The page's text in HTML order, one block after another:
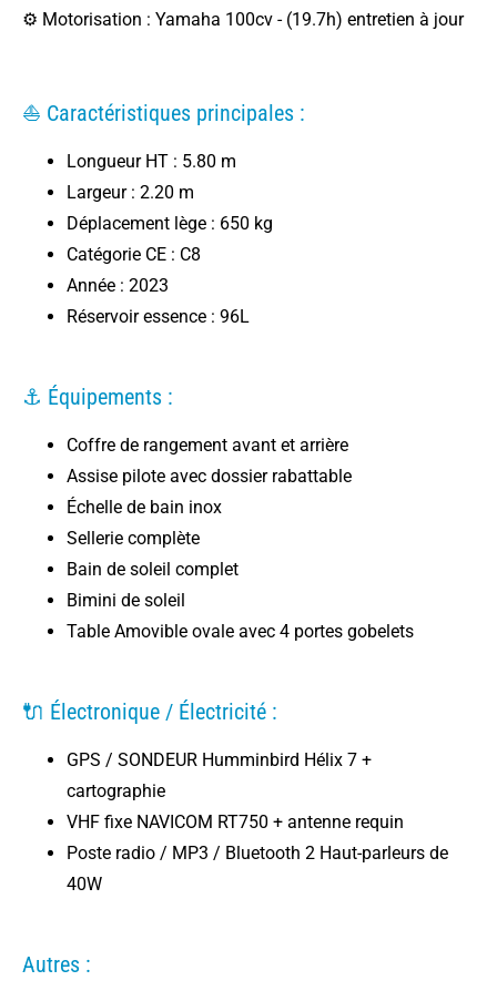
⚙️ Motorisation : Yamaha 100cv - (19.7h) entretien à jour
⛵ Caractéristiques principales :
Longueur HT : 5.80 m
Largeur : 2.20 m
Déplacement lège : 650 kg
Catégorie CE : C8
Année : 2023
Réservoir essence : 96L
⚓ Équipements :
Coffre de rangement avant et arrière
Assise pilote avec dossier rabattable
Échelle de bain inox
Sellerie complète
Bain de soleil complet
Bimini de soleil
Table Amovible ovale avec 4 portes gobelets
🔌 Électronique / Électricité :
GPS / SONDEUR Humminbird Hélix 7 +
cartographie
VHF fixe NAVICOM RT750 + antenne requin
Poste radio / MP3 / Bluetooth 2 Haut-parleurs de
40W
Autres :